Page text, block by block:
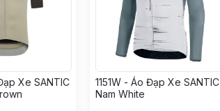
Xe SANTIC
1151W - Áo Đạp Xe SANTIC
Nam White